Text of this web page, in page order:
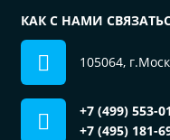
КАК С НАМИ
105064,
+7 (499) 553-
+7 (495) 181-